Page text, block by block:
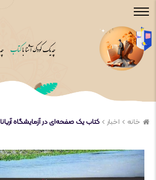
خانه اخبار کتاب یک صفحه‌ای در آزمایشگاه آریانا